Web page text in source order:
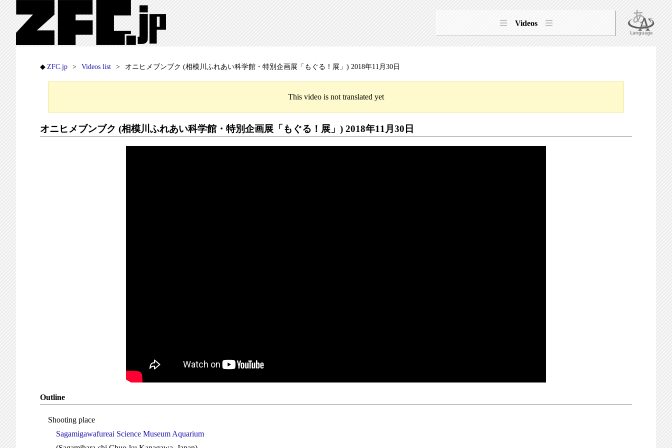
Videos
ZFC.jp Videos list オニヒメブンブク (相模川ふれあい科学館・特別企画展「もぐる！展」) 2018年11月30日
This video is not translated yet
オニヒメブンブク (相模川ふれあい科学館・特別企画展「もぐる！展」) 2018年11月30日
Outline
Shooting place
Sagamigawafureai Science Museum Aquarium